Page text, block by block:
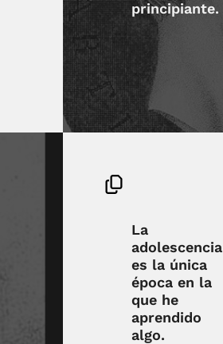
principiante.
La
adolescencia
es la única
época en la
que he
aprendido
algo.